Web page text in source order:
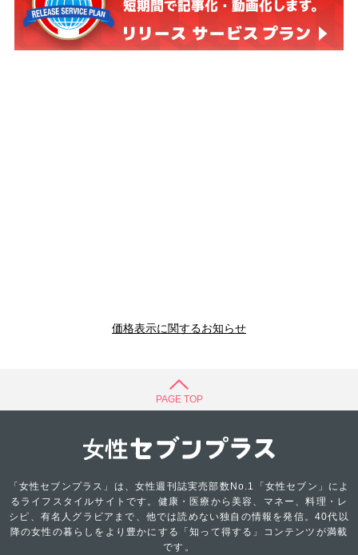
価格表示に関するお知らせ
PAGE TOP
「女性セブンプラス」は、女性週刊誌実売部数No.1「女性セブン」によ
るライフスタイルサイトです。健康・医療から美容、マネー、料理・レ
シピ、有名人グラビアまで、他では読めない独自の情報を発信。40代以
降の女性の暮らしをより豊かにする「知って得する」コンテンツが満載
です。